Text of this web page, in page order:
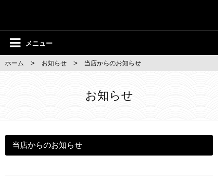
メニュー
ホーム > お知らせ > 当店からのお知らせ
お知らせ
当店からのお知らせ